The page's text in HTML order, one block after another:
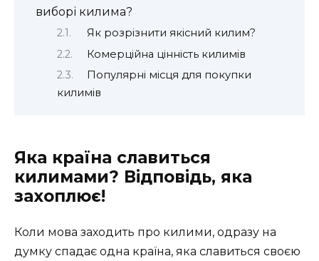
виборі килима?
Як розрізнити якісний килим?
Комерційна цінність килимів
Популярні місця для покупки
килимів
Яка країна славиться
килимами? Відповідь, яка
захоплює!
Коли мова заходить про килими, одразу на
думку спадає одна країна, яка славиться своєю